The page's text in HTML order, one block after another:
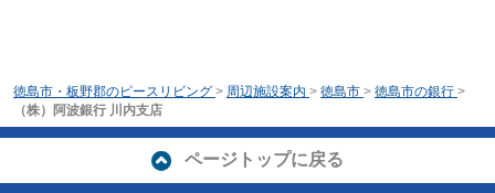
徳島市・板野郡のピースリビング > 周辺施設案内 > 徳島市 > 徳島市の銀行 >
（株）阿波銀行 川内支店
ページトップに戻る